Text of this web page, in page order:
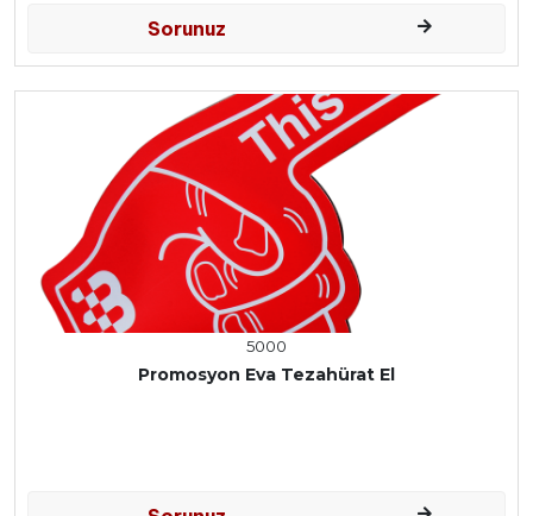
Sorunuz
5000
Promosyon Eva Tezahürat El